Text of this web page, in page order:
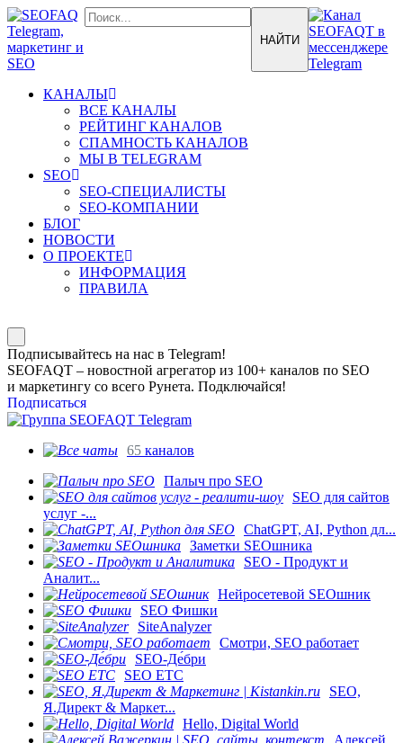
КАНАЛЫ
ВСЕ КАНАЛЫ
РЕЙТИНГ КАНАЛОВ
СПАМНОСТЬ КАНАЛОВ
МЫ В TELEGRAM
SEO
SEO-СПЕЦИАЛИСТЫ
SEO-КОМПАНИИ
БЛОГ
НОВОСТИ
О ПРОЕКТЕ
ИНФОРМАЦИЯ
ПРАВИЛА
Подписывайтесь на нас в Telegram!
SEOFAQT – новостной агрегатор из 100+ каналов по SEO
и маркетингу со всего Рунета. Подключайся!
Подписаться
65 каналов
Палыч про SEO
SEO для сайтов
услуг -...
ChatGPT, AI, Python дл...
Заметки SEOшника
SEO - Продукт и
Аналит...
Нейросетевой SEOшник
SEO Фишки
SiteAnalyzer
Смотри, SEO работает
SEO-Де́бри
SEO ETC
SEO,
Я.Директ & Маркет...
Hello, Digital World